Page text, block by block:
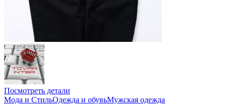
Посмотреть детали
Мода и СтильОдежда и обувьМужская одежда